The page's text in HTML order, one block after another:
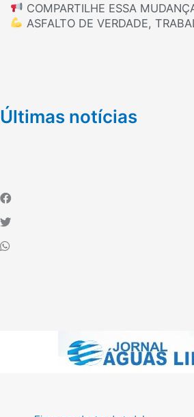
COMPARTILHE ESSA
ASFALTO DE VERDADE,
Últimas notícias